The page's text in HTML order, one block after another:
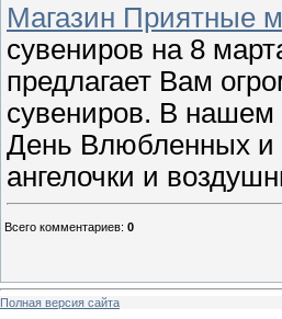
Магазин Приятные
сувениров на 8
предлагает Вам
сувениров. В нашем
День Влюбленных и
ангелочки и
Всего комментариев: 0
Полная версия сайта